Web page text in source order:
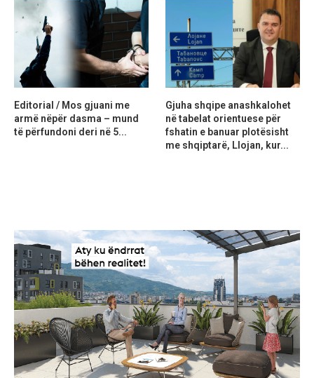
Editorial / Mos gjuani me
armë nëpër dasma – mund
të përfundoni deri në 5...
Gjuha shqipe anashkalohet
në tabelat orientuese për
fshatin e banuar plotësisht
me shqiptarë, Llojan, kur...